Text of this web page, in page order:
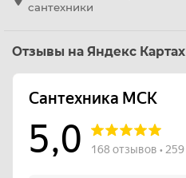
сантехники
Отзывы на Яндекс Картах